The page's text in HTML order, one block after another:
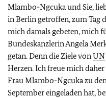
Mlambo-Ngcuka und Sie,
in Berlin getroffen, zum Tag
mich damals gebeten, mich
Bundeskanzlerin Angela
getan. Denn die Ziele vonUN
Herzen. Ich freue mich
Frau Mlambo-Ngcuka zu
September eingeladen hat,